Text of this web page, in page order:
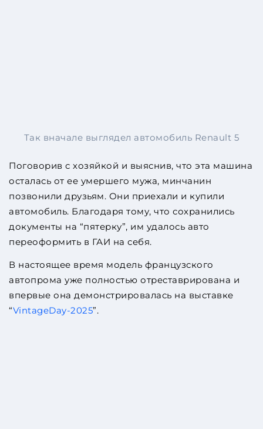
Так вначале выглядел автомобиль Renault 5
Поговорив с хозяйкой и выяснив, что эта машина
осталась от ее умершего мужа, минчанин
позвонили друзьям. Они приехали и купили
автомобиль. Благодаря тому, что сохранились
документы на “пятерку”, им удалось авто
переоформить в ГАИ на себя.
В настоящее время модель французского
автопрома уже полностью отреставрирована и
впервые она демонстрировалась на выставке
“VintageDay-2025”.